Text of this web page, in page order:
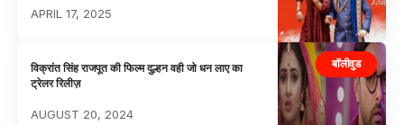
मनोरंजन
APRIL 17, 2025
बॉलीवुड
विक्रांत सिंह राजपूत की फिल्म दुल्हन वही जो धन लाए का
ट्रेलर रिलीज़
AUGUST 20, 2024